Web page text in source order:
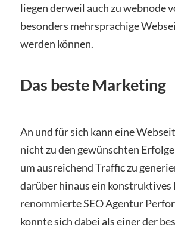
liegen derweil auch zu webnode
besonders mehrsprachige
werden können.
Das beste Marketing
An und für sich kann eine
nicht zu den gewünschten
um ausreichend Traffic zu
darüber hinaus ein
renommierte SEO Agentur
konnte sich dabei als einer der